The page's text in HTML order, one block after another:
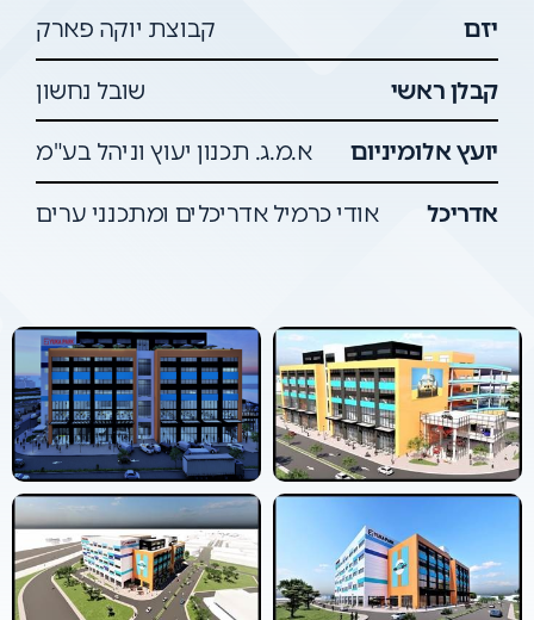
יזם
קבוצת יוקה פארק
קבלן ראשי שובל נחשון
יועץ אלומיניום א.מ.ג. תכנון יעוץ וניהל בע"מ
אדריכל אודי כרמיל אדריכלים ומתכנני ערים